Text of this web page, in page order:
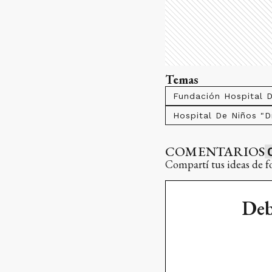
Temas
Fundación Hospital
Hospital De Niños
COMENTARIOS
Compartí tus ideas de